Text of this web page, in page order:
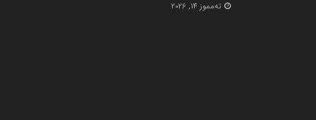
ته‌مموز 14, 2026